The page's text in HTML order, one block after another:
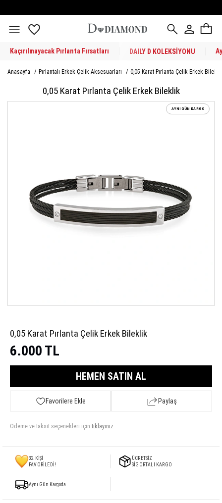
Kaçırılmayacak Pırlanta Fırsatları DAILY D KOLEKSİYONU
Anasayfa / Pırlantalı Erkek Çelik Aksesuarları / 0,05 Karat Pırlanta Çelik Erkek
0,05 Karat Pırlanta Çelik Erkek Bileklik
AYNI GÜN KARGO
0,05 Karat Pırlanta Çelik Erkek Bileklik
6.000 TL
HEMEN SATIN AL
Favorilere Ekle Paylaş
Ödeme ve taksit seçenekleri için tıklayınız
32 KİŞİ
FAVORİLEDİ!
ÜCRETSİZ
SİGORTALI KARGO
Aynı Gün Kargoda